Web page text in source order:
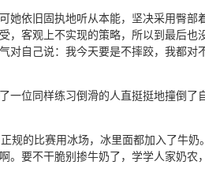
依旧固执地听从本能，坚决采用臀部
，客观上不实现的策略，所以到最后也
自己说：我今天要是不摔跤，我都对
位同样练习倒滑的人直挺挺地撞倒了
的比赛用冰场，冰里面都加入了牛奶
。要不干脆别掺牛奶了，学学人家奶农